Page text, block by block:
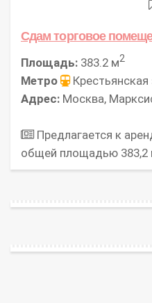
Сдам торговое
Площадь: 383.2 м2
Метро
Крестьянская
Адрес: Москва,
Предлагается к
общей площадью 383,2